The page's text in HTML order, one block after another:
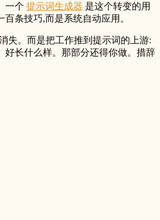
一个 提示词生成器 是这个转变的用
条技巧,而是系统自动应用。
失。而是把工作推到提示词的上游:
好长什么样。那部分还得你做。措辞